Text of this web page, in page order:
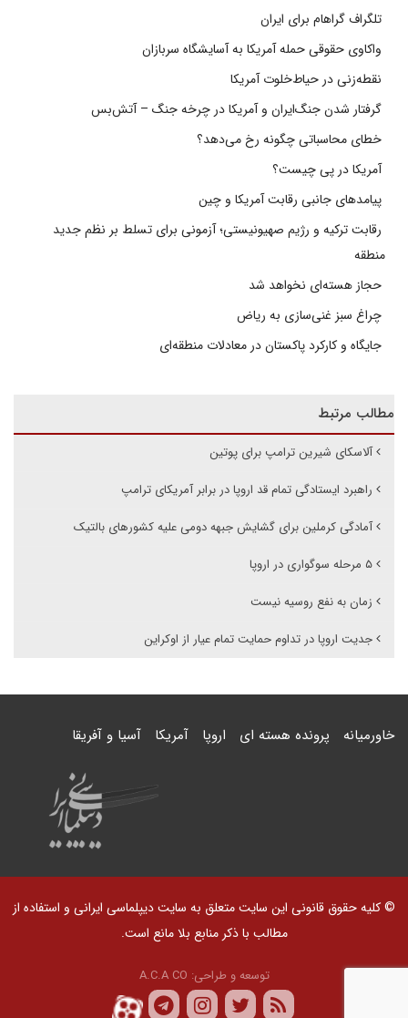
تلگراف گراهام برای ایران
واکاوی حقوقی حمله آمریکا به آسایشگاه سربازان
نقطه‌زنی در حیاط‌خلوت آمریکا
گرفتار شدن جنگ‌ایران و آمریکا در چرخه جنگ – آتش‌بس
خطای محاسباتی چگونه رخ می‌دهد؟
آمریکا در پی چیست؟
پیامدهای جانبی رقابت آمریکا و چین
رقابت ترکیه و رژیم صهیونیستی؛ آزمونی برای تسلط بر نظم جدید
منطقه
حجاز هسته‌ای نخواهد شد
چراغ سبز غنی‌سازی به ریاض
جایگاه و کارکرد پاکستان در معادلات منطقه‌ای
مطالب مرتبط
آلاسکای شیرین ترامپ برای پوتین
راهبرد ایستادگی تمام قد اروپا در برابر آمریکای ترامپ
آمادگی کرملین برای گشایش جبهه دومی علیه کشورهای بالتیک
۵ مرحله سوگواری در اروپا
زمان به نفع روسیه نیست
جدیت اروپا در تداوم حمایت تمام عیار از اوکراین
خاورمیانه پرونده هسته ای اروپا آمریکا آسیا و آفریقا
© کلیه حقوق قانونی این سایت متعلق به سایت دیپلماسی ایرانی و استفاده از
مطالب با ذکر منابع بلا مانع است.
توسعه و طراحی: A.C.A CO